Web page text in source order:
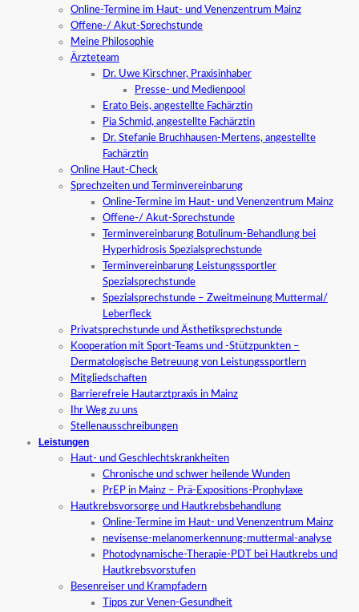
Online-Termine im Haut- und Venenzentrum Mainz
Offene-/ Akut-Sprechstunde
Meine Philosophie
Ärzteteam
Dr. Uwe Kirschner, Praxisinhaber
Presse- und Medienpool
Erato Beis, angestellte Fachärztin
Pia Schmid, angestellte Fachärztin
Dr. Stefanie Bruchhausen-Mertens, angestellte
Fachärztin
Online Haut-Check
Sprechzeiten und Terminvereinbarung
Online-Termine im Haut- und Venenzentrum Mainz
Offene-/ Akut-Sprechstunde
Terminvereinbarung Botulinum-Behandlung bei
Hyperhidrosis Spezialsprechstunde
Terminvereinbarung Leistungssportler
Spezialsprechstunde
Spezialsprechstunde – Zweitmeinung Muttermal/
Leberfleck
Privatsprechstunde und Ästhetiksprechstunde
Kooperation mit Sport-Teams und -Stützpunkten –
Dermatologische Betreuung von Leistungssportlern
Mitgliedschaften
Barrierefreie Hautarztpraxis in Mainz
Ihr Weg zu uns
Stellenausschreibungen
Leistungen
Haut- und Geschlechtskrankheiten
Chronische und schwer heilende Wunden
PrEP in Mainz – Prä-Expositions-Prophylaxe
Hautkrebsvorsorge und Hautkrebsbehandlung
Online-Termine im Haut- und Venenzentrum Mainz
nevisense-melanomerkennung-muttermal-analyse
Photodynamische-Therapie-PDT bei Hautkrebs und
Hautkrebsvorstufen
Besenreiser und Krampfadern
Tipps zur Venen-Gesundheit